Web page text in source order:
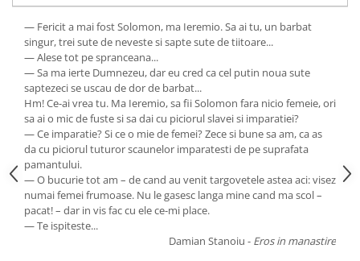
— Fericit a mai fost Solomon, ma Ieremio. Sa ai tu, un barbat
singur, trei sute de neveste si sapte sute de tiitoare...
— Alese tot pe spranceana...
— Sa ma ierte Dumnezeu, dar eu cred ca cel putin noua sute
saptezeci se uscau de dor de barbat...
Hm! Ce-ai vrea tu. Ma Ieremio, sa fii Solomon fara nicio femeie, ori
sa ai o mic de fuste si sa dai cu piciorul slavei si imparatiei?
— Ce imparatie? Si ce o mie de femei? Zece si bune sa am, ca as
da cu piciorul tuturor scaunelor imparatesti de pe suprafata
pamantului.
— O bucurie tot am – de cand au venit targovetele astea aci: visez
numai femei frumoase. Nu le gasesc langa mine cand ma scol –
pacat! – dar in vis fac cu ele ce-mi place.
— Te ispiteste...
Damian Stanoiu - Eros in manastire